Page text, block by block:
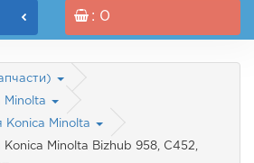
: 0
Minolta
Konica Minolta
Minolta Bizhub 958, C452,